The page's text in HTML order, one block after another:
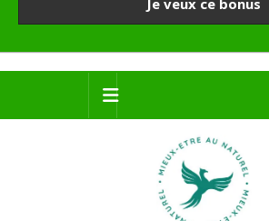
content
Open
Button
Je veux ce bonus